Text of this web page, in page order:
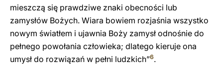
mieszczą się prawdziwe znaki obecności lub
zamysłów Bożych. Wiara bowiem rozjaśnia wszystko
nowym światłem i ujawnia Boży zamysł odnośnie do
pełnego powołania człowieka; dlatego kieruje ona
umysł do rozwiązań w pełni ludzkich”6.